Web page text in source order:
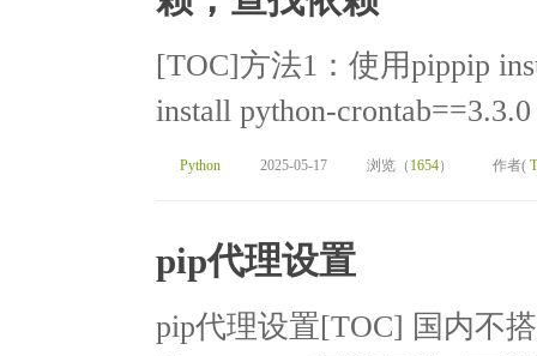
[TOC]方法1：使用pippip
install python-
Python 2025-05-17 浏览（ 1654） 作者(
pip代理设置
pip代理设置[TOC] 国内不